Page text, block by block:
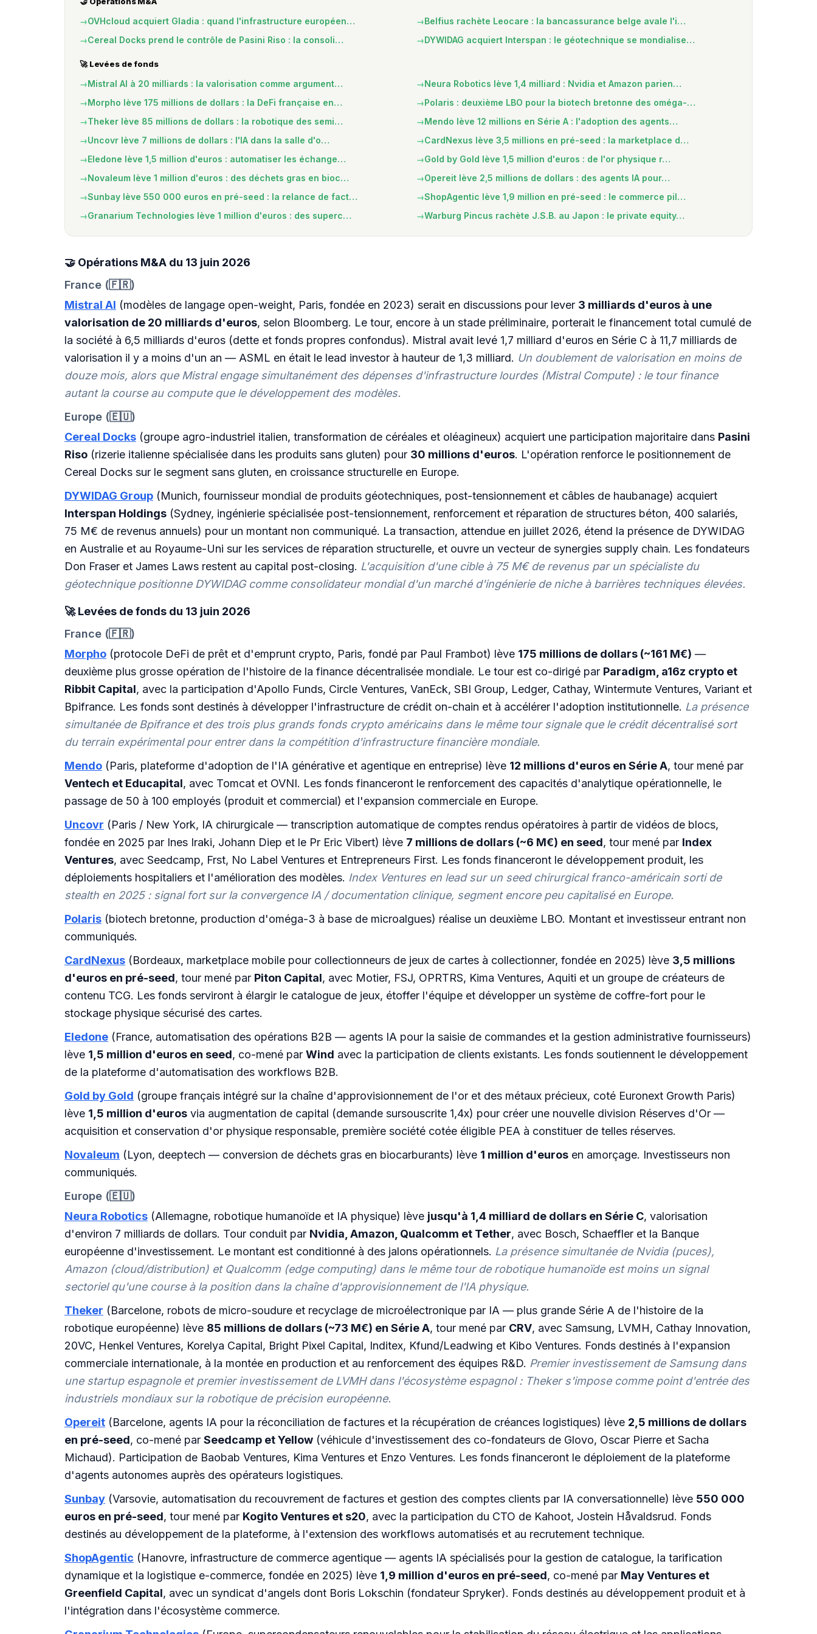
OVHcloud acquiert Gladia : quand l'infrastructure européen…
Belfius rachète Leocare : la bancassurance belge avale l'i…
Cereal Docks prend le contrôle de Pasini Riso : la consoli…
DYWIDAG acquiert Interspan : le géotechnique se mondialise…
🚀 Levées de fonds
Mistral AI à 20 milliards : la valorisation comme argument…
Neura Robotics lève 1,4 milliard : Nvidia et Amazon parien…
Morpho lève 175 millions de dollars : la DeFi française en…
Polaris : deuxième LBO pour la biotech bretonne des oméga-…
Theker lève 85 millions de dollars : la robotique des semi…
Mendo lève 12 millions en Série A : l'adoption des agents…
Uncovr lève 7 millions de dollars : l'IA dans la salle d'o…
CardNexus lève 3,5 millions en pré-seed : la marketplace d…
Eledone lève 1,5 million d'euros : automatiser les échange…
Gold by Gold lève 1,5 million d'euros : de l'or physique r…
Novaleum lève 1 million d'euros : des déchets gras en bioc…
Opereit lève 2,5 millions de dollars : des agents IA pour…
Sunbay lève 550 000 euros en pré-seed : la relance de fact…
ShopAgentic lève 1,9 million en pré-seed : le commerce pil…
Granarium Technologies lève 1 million d'euros : des superc…
Warburg Pincus rachète J.S.B. au Japon : le private equity…
🤝 Opérations M&A du 13 juin 2026
France (🇫🇷)
Mistral AI (modèles de langage open-weight, Paris, fondée en 2023) serait en discussions pour lever 3 milliards d'euros à une
valorisation de 20 milliards d'euros, selon Bloomberg. Le tour, encore à un stade préliminaire, porterait le financement total cumulé de
la société à 6,5 milliards d'euros (dette et fonds propres confondus). Mistral avait levé 1,7 milliard d'euros en Série C à 11,7 milliards de
valorisation il y a moins d'un an — ASML en était le lead investor à hauteur de 1,3 milliard. Un doublement de valorisation en moins de
douze mois, alors que Mistral engage simultanément des dépenses d'infrastructure lourdes (Mistral Compute) : le tour finance
autant la course au compute que le développement des modèles.
Europe (🇪🇺)
Cereal Docks (groupe agro-industriel italien, transformation de céréales et oléagineux) acquiert une participation majoritaire dans Pasini
Riso (rizerie italienne spécialisée dans les produits sans gluten) pour 30 millions d'euros. L'opération renforce le positionnement de
Cereal Docks sur le segment sans gluten, en croissance structurelle en Europe.
DYWIDAG Group (Munich, fournisseur mondial de produits géotechniques, post-tensionnement et câbles de haubanage) acquiert
Interspan Holdings (Sydney, ingénierie spécialisée post-tensionnement, renforcement et réparation de structures béton, 400 salariés,
75 M€ de revenus annuels) pour un montant non communiqué. La transaction, attendue en juillet 2026, étend la présence de DYWIDAG
en Australie et au Royaume-Uni sur les services de réparation structurelle, et ouvre un vecteur de synergies supply chain. Les fondateurs
Don Fraser et James Laws restent au capital post-closing. L'acquisition d'une cible à 75 M€ de revenus par un spécialiste du
géotechnique positionne DYWIDAG comme consolidateur mondial d'un marché d'ingénierie de niche à barrières techniques élevées.
🚀 Levées de fonds du 13 juin 2026
France (🇫🇷)
Morpho (protocole DeFi de prêt et d'emprunt crypto, Paris, fondé par Paul Frambot) lève 175 millions de dollars (~161 M€) —
deuxième plus grosse opération de l'histoire de la finance décentralisée mondiale. Le tour est co-dirigé par Paradigm, a16z crypto et
Ribbit Capital, avec la participation d'Apollo Funds, Circle Ventures, VanEck, SBI Group, Ledger, Cathay, Wintermute Ventures, Variant et
Bpifrance. Les fonds sont destinés à développer l'infrastructure de crédit on-chain et à accélérer l'adoption institutionnelle. La présence
simultanée de Bpifrance et des trois plus grands fonds crypto américains dans le même tour signale que le crédit décentralisé sort
du terrain expérimental pour entrer dans la compétition d'infrastructure financière mondiale.
Mendo (Paris, plateforme d'adoption de l'IA générative et agentique en entreprise) lève 12 millions d'euros en Série A, tour mené par
Ventech et Educapital, avec Tomcat et OVNI. Les fonds financeront le renforcement des capacités d'analytique opérationnelle, le
passage de 50 à 100 employés (produit et commercial) et l'expansion commerciale en Europe.
Uncovr (Paris / New York, IA chirurgicale — transcription automatique de comptes rendus opératoires à partir de vidéos de blocs,
fondée en 2025 par Ines Iraki, Johann Diep et le Pr Eric Vibert) lève 7 millions de dollars (~6 M€) en seed, tour mené par Index
Ventures, avec Seedcamp, Frst, No Label Ventures et Entrepreneurs First. Les fonds financeront le développement produit, les
déploiements hospitaliers et l'amélioration des modèles. Index Ventures en lead sur un seed chirurgical franco-américain sorti de
stealth en 2025 : signal fort sur la convergence IA / documentation clinique, segment encore peu capitalisé en Europe.
Polaris (biotech bretonne, production d'oméga-3 à base de microalgues) réalise un deuxième LBO. Montant et investisseur entrant non
communiqués.
CardNexus (Bordeaux, marketplace mobile pour collectionneurs de jeux de cartes à collectionner, fondée en 2025) lève 3,5 millions
d'euros en pré-seed, tour mené par Piton Capital, avec Motier, FSJ, OPRTRS, Kima Ventures, Aquiti et un groupe de créateurs de
contenu TCG. Les fonds serviront à élargir le catalogue de jeux, étoffer l'équipe et développer un système de coffre-fort pour le
stockage physique sécurisé des cartes.
Eledone (France, automatisation des opérations B2B — agents IA pour la saisie de commandes et la gestion administrative fournisseurs)
lève 1,5 million d'euros en seed, co-mené par Wind avec la participation de clients existants. Les fonds soutiennent le développement
de la plateforme d'automatisation des workflows B2B.
Gold by Gold (groupe français intégré sur la chaîne d'approvisionnement de l'or et des métaux précieux, coté Euronext Growth Paris)
lève 1,5 million d'euros via augmentation de capital (demande sursouscrite 1,4x) pour créer une nouvelle division Réserves d'Or —
acquisition et conservation d'or physique responsable, première société cotée éligible PEA à constituer de telles réserves.
Novaleum (Lyon, deeptech — conversion de déchets gras en biocarburants) lève 1 million d'euros en amorçage. Investisseurs non
communiqués.
Europe (🇪🇺)
Neura Robotics (Allemagne, robotique humanoïde et IA physique) lève jusqu'à 1,4 milliard de dollars en Série C, valorisation
d'environ 7 milliards de dollars. Tour conduit par Nvidia, Amazon, Qualcomm et Tether, avec Bosch, Schaeffler et la Banque
européenne d'investissement. Le montant est conditionné à des jalons opérationnels. La présence simultanée de Nvidia (puces),
Amazon (cloud/distribution) et Qualcomm (edge computing) dans le même tour de robotique humanoïde est moins un signal
sectoriel qu'une course à la position dans la chaîne d'approvisionnement de l'IA physique.
Theker (Barcelone, robots de micro-soudure et recyclage de microélectronique par IA — plus grande Série A de l'histoire de la
robotique européenne) lève 85 millions de dollars (~73 M€) en Série A, tour mené par CRV, avec Samsung, LVMH, Cathay Innovation,
20VC, Henkel Ventures, Korelya Capital, Bright Pixel Capital, Inditex, Kfund/Leadwing et Kibo Ventures. Fonds destinés à l'expansion
commerciale internationale, à la montée en production et au renforcement des équipes R&D. Premier investissement de Samsung dans
une startup espagnole et premier investissement de LVMH dans l'écosystème espagnol : Theker s'impose comme point d'entrée des
industriels mondiaux sur la robotique de précision européenne.
Opereit (Barcelone, agents IA pour la réconciliation de factures et la récupération de créances logistiques) lève 2,5 millions de dollars
en pré-seed, co-mené par Seedcamp et Yellow (véhicule d'investissement des co-fondateurs de Glovo, Oscar Pierre et Sacha
Michaud). Participation de Baobab Ventures, Kima Ventures et Enzo Ventures. Les fonds financeront le déploiement de la plateforme
d'agents autonomes auprès des opérateurs logistiques.
Sunbay (Varsovie, automatisation du recouvrement de factures et gestion des comptes clients par IA conversationnelle) lève 550 000
euros en pré-seed, tour mené par Kogito Ventures et s20, avec la participation du CTO de Kahoot, Jostein Håvaldsrud. Fonds
destinés au développement de la plateforme, à l'extension des workflows automatisés et au recrutement technique.
ShopAgentic (Hanovre, infrastructure de commerce agentique — agents IA spécialisés pour la gestion de catalogue, la tarification
dynamique et la logistique e-commerce, fondée en 2025) lève 1,9 million d'euros en pré-seed, co-mené par May Ventures et
Greenfield Capital, avec un syndicat d'angels dont Boris Lokschin (fondateur Spryker). Fonds destinés au développement produit et à
l'intégration dans l'écosystème commerce.